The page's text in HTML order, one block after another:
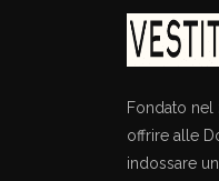
Fondato nel
offrire alle
indossare